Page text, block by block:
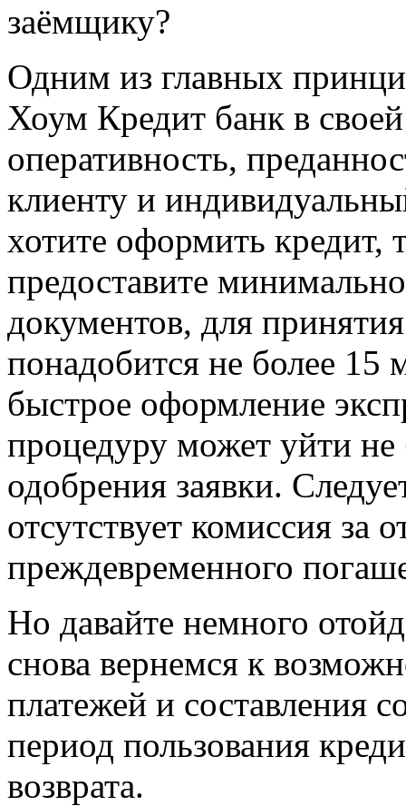
заёмщику?
Одним из главных
Хоум Кредит банк в своей
оперативность,
клиенту и
хотите оформить кредит,
предоставите
документов, для
понадобится не более 15
быстрое оформление
процедуру может уйти
одобрения заявки.
отсутствует комиссия за
преждевременного
Но давайте немного
снова вернемся к
платежей и составления
период пользования
возврата.